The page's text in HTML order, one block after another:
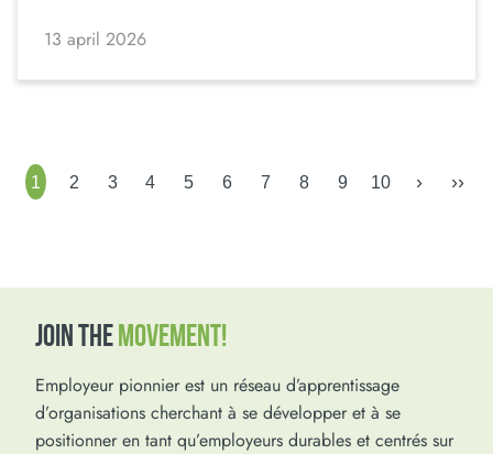
13 april 2026
1 2 3 4 5 6 7 8 9 10 › ››
JOIN THEMOVEMENT!
Employeur pionnier est un réseau d’apprentissage
d’organisations cherchant à se développer et à se
positionner en tant qu’employeurs durables et centrés sur